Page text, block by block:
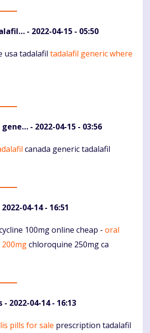
- 2022-04-15 - 05:50
usa tadalafil tadalafil generic where
- 2022-04-15 - 03:56
canada generic tadalafil
2022-04-14 - 16:51
100mg online cheap - oral
chloroquine 250mg ca
- 2022-04-14 - 16:13
pills for sale prescription tadalafil